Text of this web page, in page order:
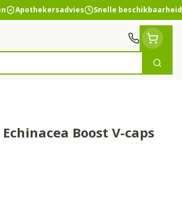
Apothekersadvies Snelle beschikbaarheid
Zoek
Boost V-caps